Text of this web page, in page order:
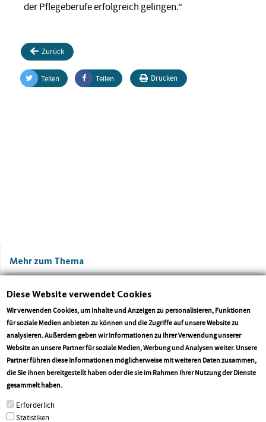
der Pflegeberufe erfolgreich gelingen.“
Zurück
Teilen Teilen Drucken
Mehr zum Thema
CDU-Landtagsfraktion Rheinland-Pfalz
fordert zügige Gesetzesinitiative
Versicherungsfremde
Diese Website verwendet Cookies
Wir verwenden Cookies, um Inhalte und Anzeigen zu personalisieren, Funktionen
für soziale Medien anbieten zu können und die Zugriffe auf unsere Website zu
analysieren. Außerdem geben wir Informationen zu Ihrer Verwendung unserer
Website an unsere Partner für soziale Medien, Werbung und Analysen weiter. Unsere
Partner führen diese Informationen möglicherweise mit weiteren Daten zusammen,
die Sie ihnen bereitgestellt haben oder die sie im Rahmen Ihrer Nutzung der Dienste
gesammelt haben.
Erforderlich
Statistiken